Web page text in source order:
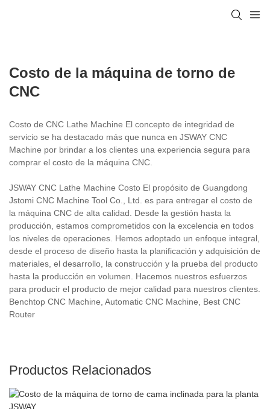
Costo de la máquina de torno de
CNC
Costo de CNC Lathe Machine El concepto de integridad de
servicio se ha destacado más que nunca en JSWAY CNC
Machine por brindar a los clientes una experiencia segura para
comprar el costo de la máquina CNC.
JSWAY CNC Lathe Machine Costo El propósito de Guangdong
Jstomi CNC Machine Tool Co., Ltd. es para entregar el costo de
la máquina CNC de alta calidad. Desde la gestión hasta la
producción, estamos comprometidos con la excelencia en todos
los niveles de operaciones. Hemos adoptado un enfoque integral,
desde el proceso de diseño hasta la planificación y adquisición de
materiales, el desarrollo, la construcción y la prueba del producto
hasta la producción en volumen. Hacemos nuestros esfuerzos
para producir el producto de mejor calidad para nuestros clientes.
Benchtop CNC Machine, Automatic CNC Machine, Best CNC
Router
Productos Relacionados